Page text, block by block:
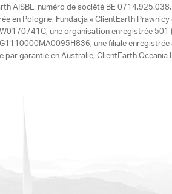
AISBL, numéro de société BE
en Pologne, Fundacja « ClientEarth
une organisation enregistrée
une filiale
garantie en Australie, ClientEarth